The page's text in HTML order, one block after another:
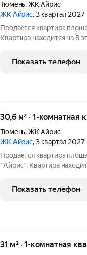
Тюмень,ЖК Айрис
ЖК Айрис, 3 квартал 2027
Продаётся квартира
Квартира находится на 8
изолированные комнаты с
совмещённый
Показать телефон
30,6 м² · 1-комнатная
Тюмень,ЖК Айрис
ЖК Айрис, 3 квартал 2027
Продаётся квартира
"Айрис". Квартира
планировки изолированные комнаты с окнами на одну сторону, 1
совмещённый
Показать телефон
31 м² · 1-комнатная